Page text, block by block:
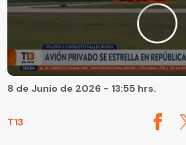
T13
8 de Junio de 2026 - 13:55 hrs.